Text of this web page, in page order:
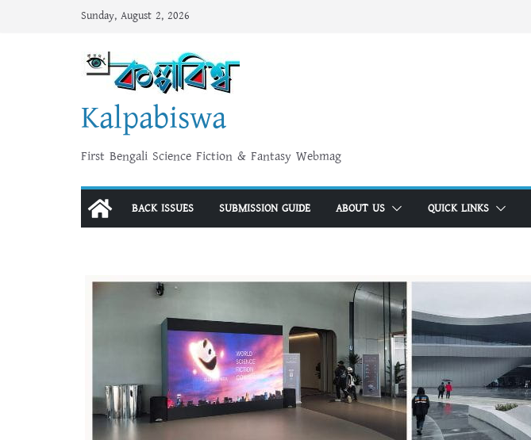
Sunday, August 2, 2026
Kalpabiswa
First Bengali Science Fiction & Fantasy Webmag
BACK ISSUES SUBMISSION GUIDE ABOUT US QUICK LINKS